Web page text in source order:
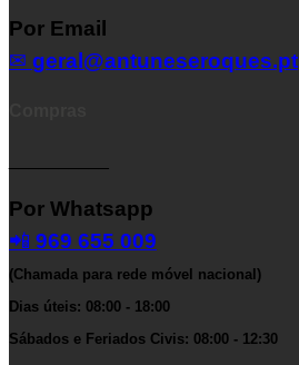
Por Email
✉ geral@antuneseroques.pt
Por Whatsapp
📲 969 655 009
(Chamada para rede móvel nacional)
Dias úteis: 08:00 - 18:00
Sábados e Feriados Civis: 08:00 - 12:30